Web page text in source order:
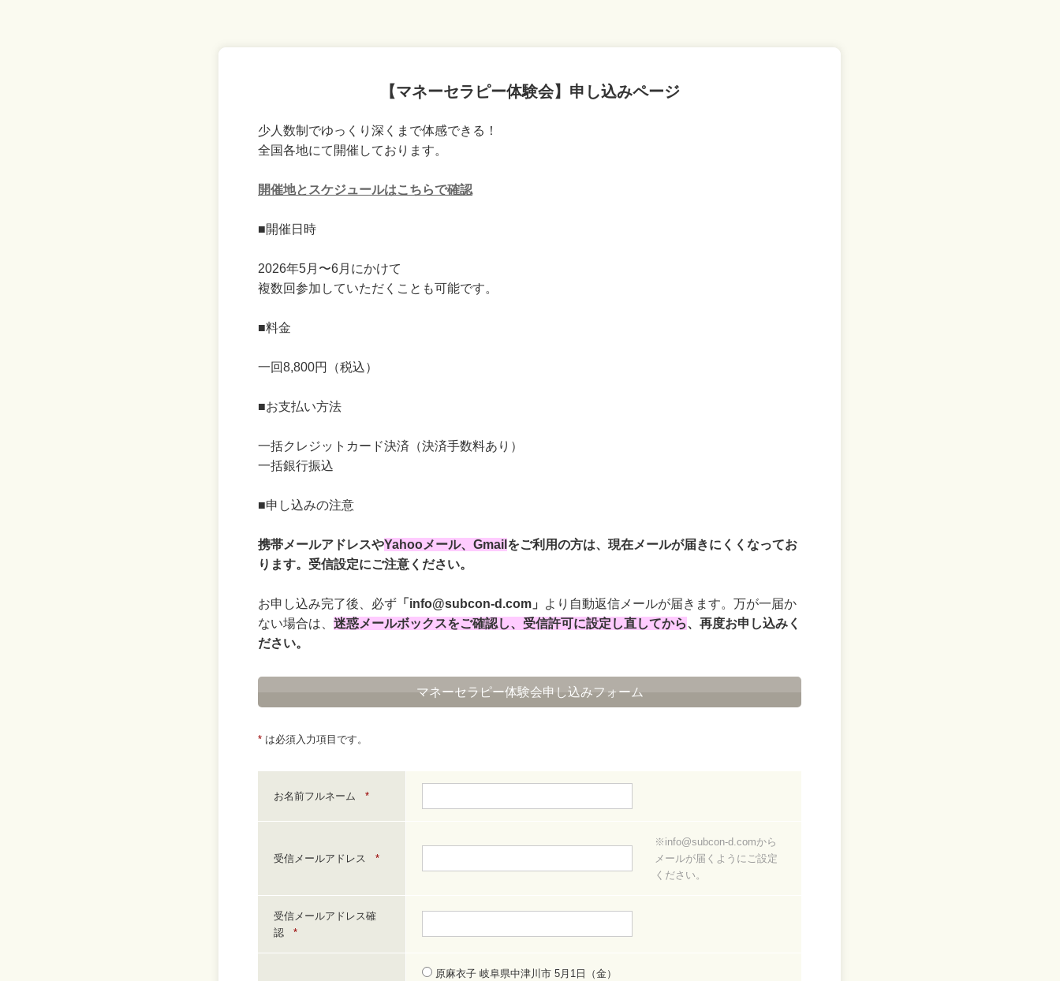
【マネーセラピー体験会】申し込みページ
少人数制でゆっくり深くまで体感できる！
全国各地にて開催しております。
開催地とスケジュールはこちらで確認
■開催日時
2026年5月〜6月にかけて
複数回参加していただくことも可能です。
■料金
一回8,800円（税込）
■お支払い方法
一括クレジットカード決済（決済手数料あり）
一括銀行振込
■申し込みの注意
携帯メールアドレスやYahooメール、Gmail をご利用の方は、現在メールが届きにくくなってお
ります。受信設定にご注意ください。
お申し込み完了後、必ず 「info@subcon-d.com」
より自動返信メールが届きます。万が一届か
ない場合は、 迷惑メールボックスをご確認し、受信許可に設定し直してから、再度お申し込みく
ださい。
​​​​マネーセラピー体験会申し込みフォーム
* は必須入力項目です。
お名前フルネーム *
受信メールアドレス *
※info@subcon-d.comから
メールが届くようにご設定
ください。
受信メールアドレス確
認
*
原麻衣子 岐阜県中津川市 5月1日（金）